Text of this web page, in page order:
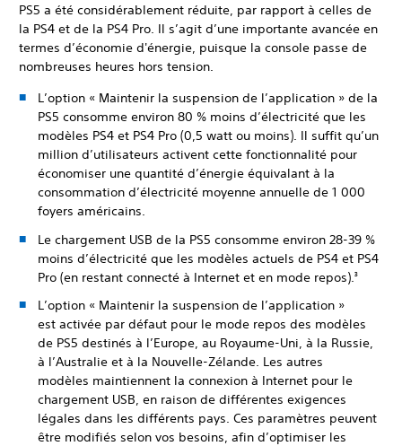
PS5 a été considérablement réduite, par rapport à celles de
la PS4 et de la PS4 Pro. Il s’agit d’une importante avancée en
termes d’économie d'énergie, puisque la console passe de
nombreuses heures hors tension.
L’option « Maintenir la suspension de l’application » de la
PS5 consomme environ 80 % moins d’électricité que les
modèles PS4 et PS4 Pro (0,5 watt ou moins). Il suffit qu’un
million d’utilisateurs activent cette fonctionnalité pour
économiser une quantité d’énergie équivalant à la
consommation d’électricité moyenne annuelle de 1 000
foyers américains.
Le chargement USB de la PS5 consomme environ 28-39 %
moins d’électricité que les modèles actuels de PS4 et PS4
Pro (en restant connecté à Internet et en mode repos). 3
L’option « Maintenir la suspension de l’application »
est activée par défaut pour le mode repos des modèles
de PS5 destinés à l’Europe, au Royaume-Uni, à la Russie,
à l’Australie et à la Nouvelle-Zélande. Les autres
modèles maintiennent la connexion à Internet pour le
chargement USB, en raison de différentes exigences
légales dans les différents pays. Ces paramètres peuvent
être modifiés selon vos besoins, afin d’optimiser les